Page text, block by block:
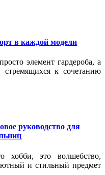
в каждой модели
элемент гардероба, а
к сочетанию
руководство для
хобби, это волшебство,
и стильный предмет